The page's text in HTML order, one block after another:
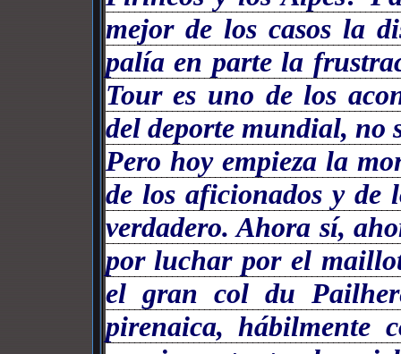
mejor de los casos la
palía en parte la
Tour es uno de los
del deporte mundial, no
Pero hoy empieza la
de los aficionados y de
verdadero. Ahora sí,
por luchar por el
el gran col du
pirenaica, hábilmente